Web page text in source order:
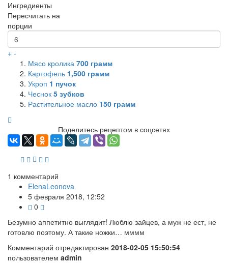
Ингредиенты
Пересчитать на
порции
+ -
Мясо кролика 700 грамм
Картофель 1,500 грамм
Укроп 1 пучок
Чеснок 5 зубков
Растительное масло 150 грамм
Поделитесь рецептом в соцсетях
1 комментарий
ElenaLeonova
5 февраля 2018, 12:52
0
Безумно аппетитно выглядит! Люблю зайцев, а муж не ест, не
готовлю поэтому. А такие ножки… мммм
Комментарий отредактирован 2018-02-05 15:50:54
пользователем admin